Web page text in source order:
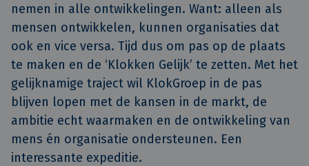
nemen in alle ontwikkelingen. Want: alleen als
mensen ontwikkelen, kunnen organisaties dat
ook en vice versa. Tijd dus om pas op de plaats
te maken en de ‘Klokken Gelijk’ te zetten. Met het
gelijknamige traject wil KlokGroep in de pas
blijven lopen met de kansen in de markt, de
ambitie echt waarmaken en de ontwikkeling van
mens én organisatie ondersteunen. Een
interessante expeditie.